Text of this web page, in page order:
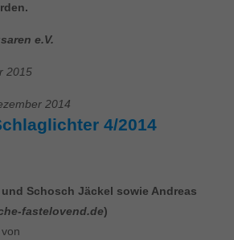
e.V.
2015
2014
4/2014
Schosch Jäckel sowie Andreas
fastelovend.de)